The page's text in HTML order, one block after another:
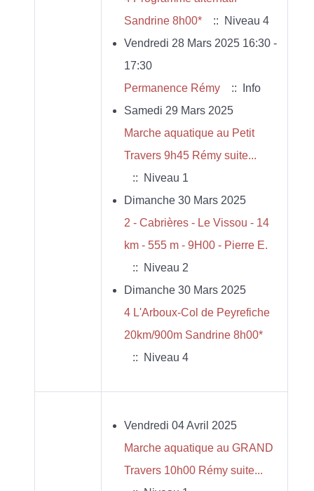
Sandrine 8h00*
:: Niveau 4
Vendredi 28 Mars 2025 16:30 -
17:30
Permanence Rémy
:: Info
Samedi 29 Mars 2025
Marche aquatique au Petit
Travers 9h45 Rémy suite...
:: Niveau 1
Dimanche 30 Mars 2025
2 - Cabrières - Le Vissou - 14
km - 555 m - 9H00 - Pierre E.
:: Niveau 2
Dimanche 30 Mars 2025
4 L'Arboux-Col de Peyrefiche
20km/900m Sandrine 8h00*
:: Niveau 4
Vendredi 04 Avril 2025
Marche aquatique au GRAND
Travers 10h00 Rémy suite...